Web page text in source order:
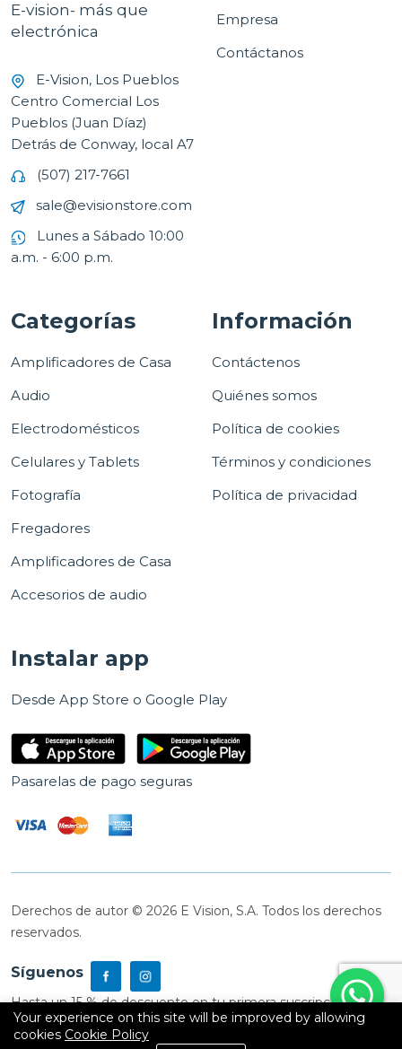
E-vision- más que
electrónica
E-Vision, Los Pueblos
Centro Comercial Los
Pueblos (Juan Díaz)
Detrás de Conway, local A7
(507) 217-7661
sale@evisionstore.com
Lunes a Sábado 10:00
a.m. - 6:00 p.m.
Empresa
Contáctanos
Categorías
Amplificadores de Casa
Audio
Electrodomésticos
Celulares y Tablets
Fotografía
Fregadores
Amplificadores de Casa
Accesorios de audio
Información
Contáctenos
Quiénes somos
Política de cookies
Términos y condiciones
Política de privacidad
Instalar app
Desde App Store o Google Play
Pasarelas de pago seguras
Derechos de autor © 2026 E Vision, S.A. Todos los derechos
reservados.
Síguenos
Hasta un 15 % de descuento en tu primera suscripción
Your experience on this site will be improved by allowing
cookies Cookie Policy